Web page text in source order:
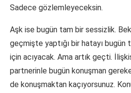
Sadece gözlemleyeceksin.
Aşk ise bugün tam bir sessizlik.
geçmişte yaptığı bir hatayı bugün
için acıyacak. Ama artık geçti.
partnerinle bugün konuşman
de konuşmaktan kaçıyorsunuz.